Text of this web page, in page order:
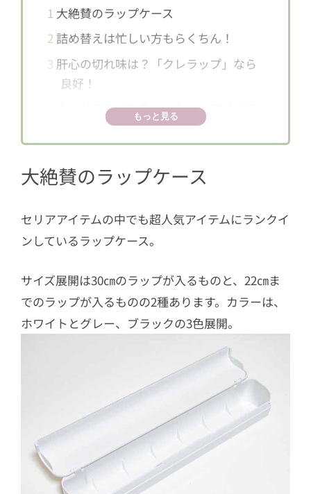
1 大絶賛のラップケース
2詰め替えは忙しい方もらくちん！
3 肝心の切れ味は？「クレラップ」なら
良好！
よいところばかりじゃない！マイナス
収納も！
えよう！
もっと見る
大絶賛のラップケース
セリアアイテムの中でも超人気アイテムにランクイ
ンしているラップケース。
サイズ展開は30㎝のラップが入るものと、22㎝ま
でのラップが入るものの2種あります。カラーは、
ホワイトとグレー、ブラックの3色展開。